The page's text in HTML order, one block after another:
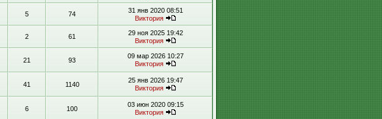
5 74
31 янв 2020 08:51
Виктория
2 61
29 ноя 2025 19:42
Виктория
21 93
09 мар 2026 10:27
Виктория
41 1140
25 янв 2026 19:47
Виктория
6 100
03 июн 2020 09:15
Виктория